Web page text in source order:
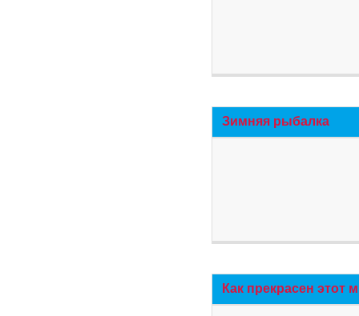
Зимняя рыбалка
Как прекрасен этот